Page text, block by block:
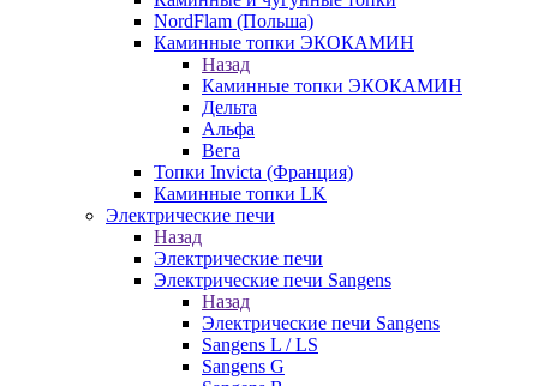
NordFlam (Польша)
Каминные топки ЭКОКАМИН
Назад
Каминные топки ЭКОКАМИН
Дельта
Альфа
Вега
Топки Invicta (Франция)
Каминные топки LK
Электрические печи
Назад
Электрические печи
Электрические печи Sangens
Назад
Электрические печи Sangens
Sangens L / LS
Sangens G